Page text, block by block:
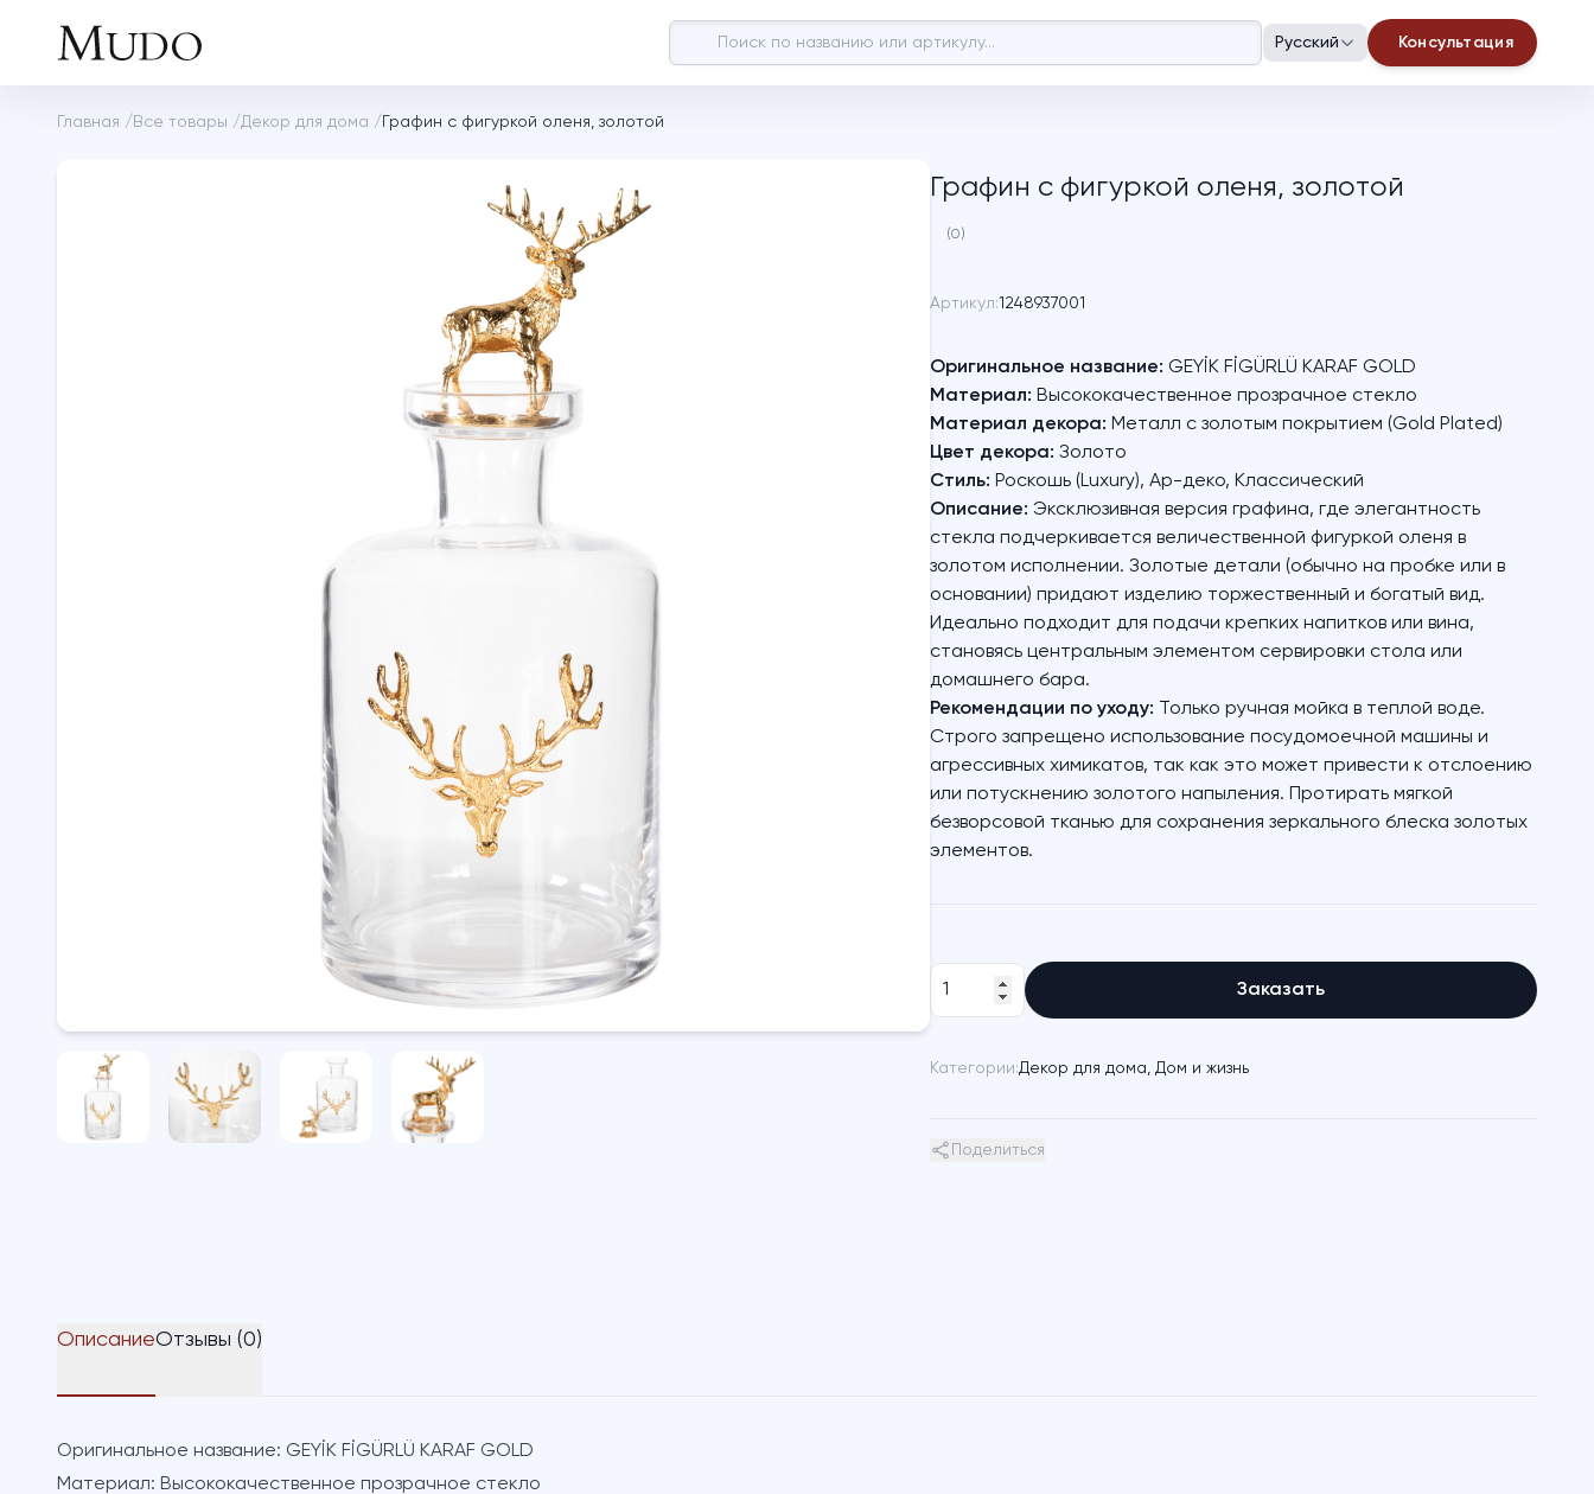
Русский Консультация
Главная / Все товары /Декор для дома / Графин с фигуркой оленя, золотой
Графин с фигуркой оленя, золотой
(0)
Артикул:1248937001
Оригинальное название: GEYİK FİGÜRLÜ KARAF GOLD
Материал: Высококачественное прозрачное стекло
Материал декора: Металл с золотым покрытием (Gold Plated)
Цвет декора: Золото
Стиль: Роскошь (Luxury), Ар-деко, Классический
Описание: Эксклюзивная версия графина, где элегантность
стекла подчеркивается величественной фигуркой оленя в
золотом исполнении. Золотые детали (обычно на пробке или в
основании) придают изделию торжественный и богатый вид.
Идеально подходит для подачи крепких напитков или вина,
становясь центральным элементом сервировки стола или
домашнего бара.
Рекомендации по уходу: Только ручная мойка в теплой воде.
Строго запрещено использование посудомоечной машины и
агрессивных химикатов, так как это может привести к отслоению
или потускнению золотого напыления. Протирать мягкой
безворсовой тканью для сохранения зеркального блеска золотых
элементов.
Заказать
Категории:Декор для дома, Дом и жизнь
Поделиться
ОписаниеОтзывы (0)
Оригинальное название: GEYİK FİGÜRLÜ KARAF GOLD
Материал: Высококачественное прозрачное стекло